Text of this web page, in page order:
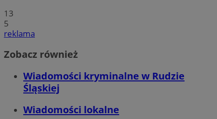
13
5
reklama
Zobacz również
Wiadomości kryminalne w Rudzie
Śląskiej
Wiadomości lokalne